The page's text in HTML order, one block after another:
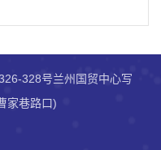
328号兰州国贸中心写
家巷路口)